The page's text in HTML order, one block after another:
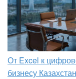
От Excel к
бизнесу